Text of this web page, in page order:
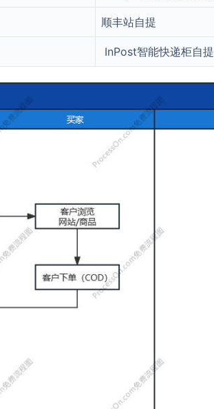
顺丰站自提
InPost智能快递柜自提